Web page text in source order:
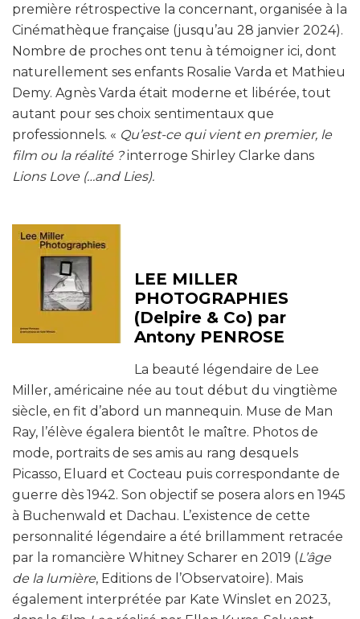
première rétrospective la concernant, organisée à la
Cinémathèque française (jusqu’au 28 janvier 2024).
Nombre de proches ont tenu à témoigner ici, dont
naturellement ses enfants Rosalie Varda et Mathieu
Demy. Agnès Varda était moderne et libérée, tout
autant pour ses choix sentimentaux que
professionnels. « Qu’est-ce qui vient en premier, le
film ou la réalité ?interroge Shirley Clarke dans
Lions Love (…and Lies).
LEE MILLER
PHOTOGRAPHIES
(Delpire & Co) par
Antony PENROSE
La beauté légendaire de Lee
Miller, américaine née au tout début du vingtième
siècle, en fit d’abord un mannequin. Muse de Man
Ray, l’élève égalera bientôt le maître. Photos de
mode, portraits de ses amis au rang desquels
Picasso, Eluard et Cocteau puis correspondante de
guerre dès 1942. Son objectif se posera alors en 1945
à Buchenwald et Dachau. L’existence de cette
personnalité légendaire a été brillamment retracée
par la romancière Whitney Scharer en 2019 (L’âge
de la lumière, Editions de l’Observatoire). Mais
également interprétée par Kate Winslet en 2023,